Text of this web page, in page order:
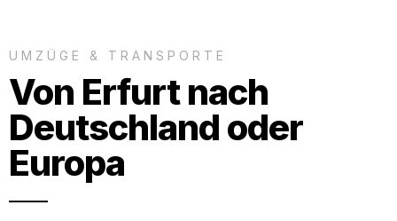
UMZÜGE & TRANSPORTE
Von Erfurt nach
Deutschland oder
Europa